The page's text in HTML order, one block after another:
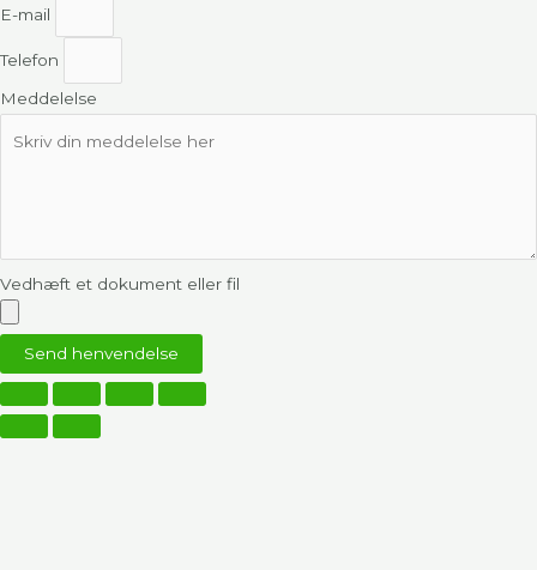
E-mail
Telefon
Meddelelse
Vedhæft et dokument eller fil
Send henvendelse